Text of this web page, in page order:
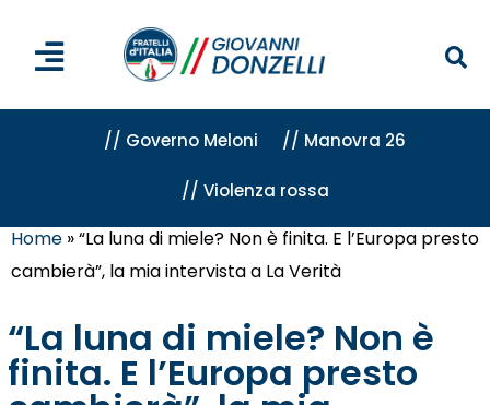
// Governo Meloni // Manovra 26
// Violenza rossa
Home »“La luna di miele? Non è finita. E l’Europa presto
cambierà”, la mia intervista a La Verità
“La luna di miele? Non è
finita. E l’Europa presto